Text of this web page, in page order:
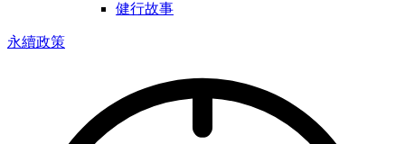
健行故事
永續政策